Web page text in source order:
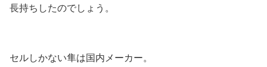
長持ちしたのでしょう。
セルしかない隼は国内メーカー。